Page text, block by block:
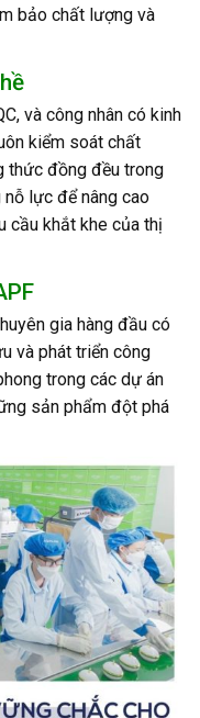
bảo chất lượng và
và công nhân có kinh
kiểm soát chất
thức đồng đều trong
lực để nâng cao
cầu khắt khe của thị
gia hàng đầu có
và phát triển công
trong các dự án
sản phẩm đột phá